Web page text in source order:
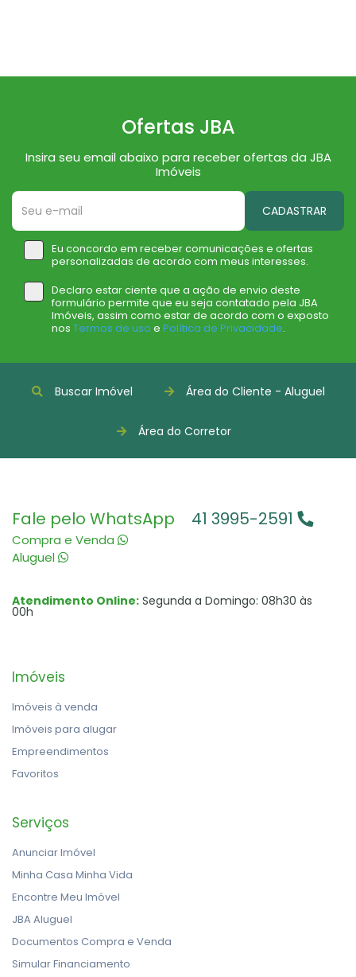
Ofertas JBA
Insira seu email abaixo para receber ofertas da JBA
Imóveis
CADASTRAR
Eu concordo em receber comunicações e ofertas
personalizadas de acordo com meus interesses.
Declaro estar ciente que a ação de envio deste
formulário permite que eu seja contatado pela JBA
Imóveis, assim como estar de acordo com o exposto
nos Termos de uso e Política de Privacidade.
Buscar Imóvel Área do Cliente - Aluguel
Área do Corretor
Fale pelo WhatsApp
Compra e Venda
Aluguel
41 3995-2591
Atendimento Online: Segunda a Domingo: 08h30 às
00h
Imóveis
Imóveis à venda
Imóveis para alugar
Empreendimentos
Favoritos
Serviços
Anunciar Imóvel
Minha Casa Minha Vida
Encontre Meu Imóvel
JBA Aluguel
Documentos Compra e Venda
Simular Financiamento